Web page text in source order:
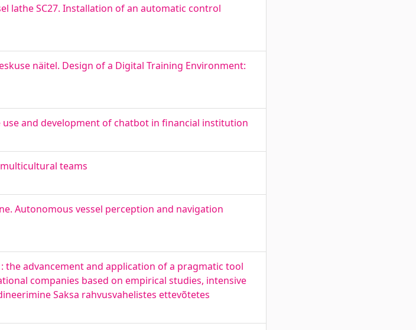
lathe SC27. Installation of an automatic control
näitel. Design of a Digital Training Environment:
and development of chatbot in financial institution
teams
Autonomous vessel perception and navigation
advancement and application of a pragmatic tool
companies based on empirical studies, intensive
Saksa rahvusvahelistes ettevõtetes